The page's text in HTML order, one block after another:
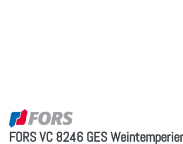
FORS VC 8246 GES